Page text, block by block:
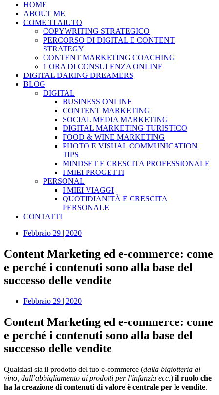
HOME
ABOUT ME
COME TI AIUTO
COPYWRITING STRATEGICO
PERCORSO DI DIGITAL E CONTENT
STRATEGY
CONTENT MARKETING COACHING
1 ORA DI CONSULENZA ONLINE
DIGITAL DARING DREAMERS
BLOG
DIGITAL
BUSINESS ONLINE
CONTENT MARKETING
SOCIAL MEDIA MARKETING
DIGITAL MARKETING TURISTICO
FOOD & WINE MARKETING
PHOTO E VISUAL COMMUNICATION
TIPS
MINDSET E CRESCITA PROFESSIONALE
I MIEI PROGETTI
PERSONAL
I MIEI VIAGGI
QUOTIDIANITÀ E CRESCITA
PERSONALE
CONTATTI
Febbraio 29 | 2020
Content Marketing ed e-commerce: come
e perché i contenuti sono alla base del
successo delle vendite
Febbraio 29 | 2020
Content Marketing ed e-commerce: come
e perché i contenuti sono alla base del
successo delle vendite
Qualsiasi sia il prodotto del tuo e-commerce (dalla bigiotteria al
vino, dall’abbigliamento ai prodotti per l’infanzia ecc.) il ruolo che
ha la creazione di contenuti di valore è centrale per le vendite.